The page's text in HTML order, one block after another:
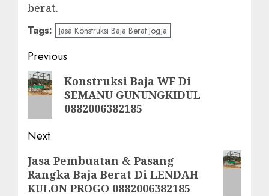
berat.
Tags: Jasa Konstruksi Baja Berat Jogja
Post
navigation
Previous
Previous
post:
Konstruksi Baja WF Di
SEMANU GUNUNGKIDUL
0882006382185
Next
Next
post:
Jasa Pembuatan & Pasang
Rangka Baja Berat Di LENDAH
KULON PROGO 0882006382185